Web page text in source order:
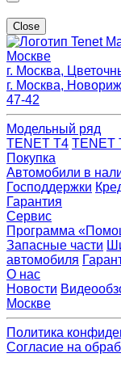
Close
Москве
г. Москва,
г. Москва,
47-42
Модельный ряд
TENET T4 TENET
Покупка
Автомобили в
Господдержки
Гарантия
Сервис
Программа
Запасные части
автомобиля
О нас
Новости
Москве
Политика
Согласие на